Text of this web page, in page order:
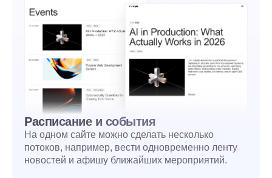
Расписание и события
На одном сайте можно сделать несколько
потоков, например, вести одновременно ленту
новостей и афишу ближайших мероприятий.